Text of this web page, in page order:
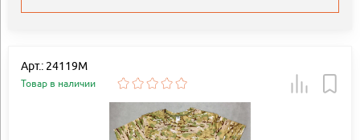
Арт.: 24119М
Товар в наличии